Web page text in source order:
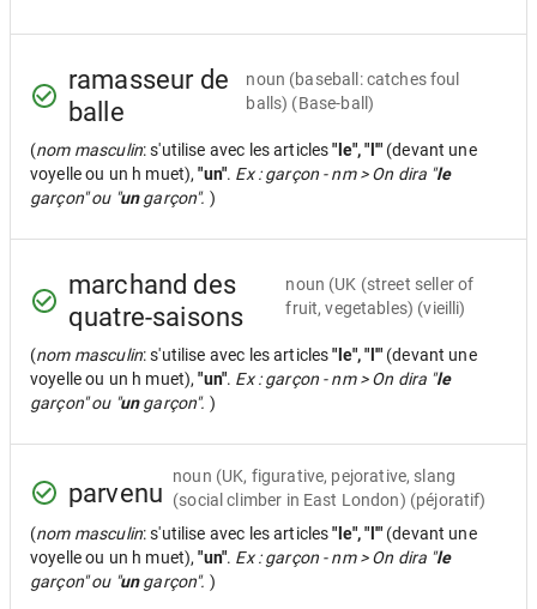
ramasseur de
balle
noun (baseball: catches foul
balls) (Base-ball)
(nom masculin: s'utilise avec les articles"le", "l'" (devant une
voyelle ou un h muet),"un". Ex : garçon - nm > On dira "le
garçon" ou "ungarçon". )
marchand des
quatre-saisons
noun (UK (street seller of
fruit, vegetables) (vieilli)
(nom masculin: s'utilise avec les articles"le", "l'" (devant une
voyelle ou un h muet),"un". Ex : garçon - nm > On dira "le
garçon" ou "ungarçon". )
parvenu
noun (UK, figurative, pejorative, slang
(social climber in East London) (péjoratif)
(nom masculin: s'utilise avec les articles"le", "l'" (devant une
voyelle ou un h muet),"un". Ex : garçon - nm > On dira "le
garçon" ou "ungarçon". )